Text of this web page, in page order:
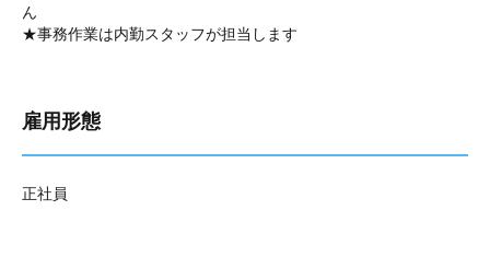
ん
★事務作業は内勤スタッフが担当します
雇用形態
正社員